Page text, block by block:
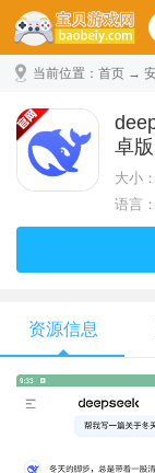
当前位置： 首页 →
卓版
大小：
语言
资源信息